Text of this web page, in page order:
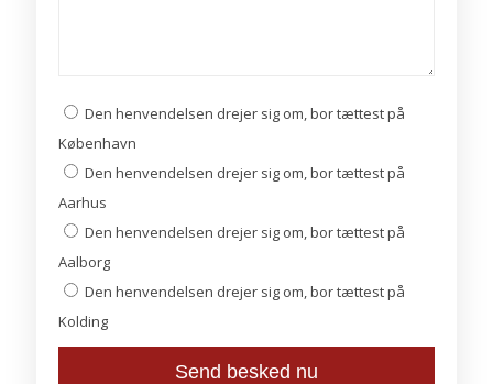
Den henvendelsen drejer sig om, bor tættest på
København
Den henvendelsen drejer sig om, bor tættest på
Aarhus
Den henvendelsen drejer sig om, bor tættest på
Aalborg
Den henvendelsen drejer sig om, bor tættest på
Kolding